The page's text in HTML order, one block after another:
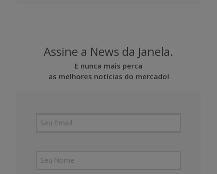
Assine a News da Janela.
E nunca mais perca
as melhores notícias do mercado!